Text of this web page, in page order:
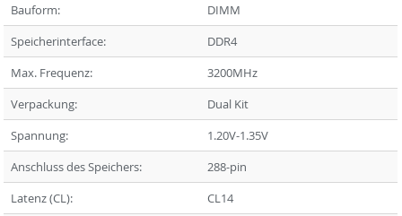
Bauform:
DIMM
Speicherinterface:
DDR4
Max. Frequenz:
3200MHz
Verpackung:
Dual Kit
Spannung:
1.20V-1.35V
Anschluss des Speichers:
288-pin
Latenz (CL):
CL14